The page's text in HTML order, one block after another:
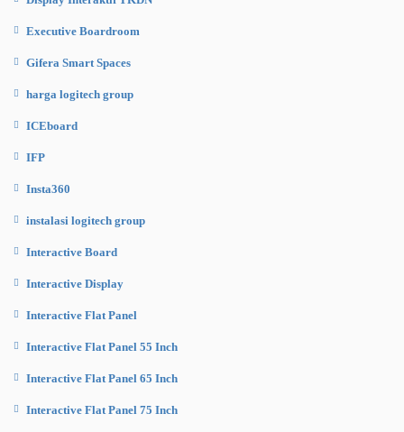
Executive Boardroom
Gifera Smart Spaces
harga logitech group
ICEboard
IFP
Insta360
instalasi logitech group
Interactive Board
Interactive Display
Interactive Flat Panel
Interactive Flat Panel 55 Inch
Interactive Flat Panel 65 Inch
Interactive Flat Panel 75 Inch